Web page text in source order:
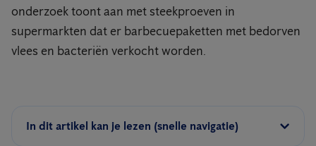
onderzoek toont aan met steekproeven in
supermarkten dat er barbecuepaketten met bedorven
vlees en bacteriën verkocht worden.
In dit artikel kan je lezen (snelle navigatie)